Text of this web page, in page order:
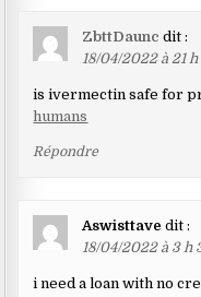
ZbttDaunc dit :
18/04/2022 à 21
is ivermectin safe for
humans
Répondre
Aswisttave dit :
18/04/2022 à 3 h
i need a loan with no